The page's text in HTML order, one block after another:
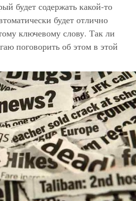
будет содержать какой-то
будет отлично
ключевому слову. Так ли
поговорить об этом в этой